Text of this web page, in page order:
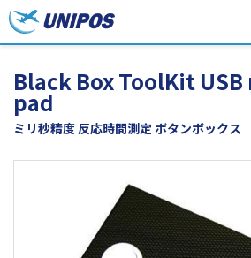
Black Box ToolKit
pad
ミリ秒精度 反応時間測定 ボタンボックス